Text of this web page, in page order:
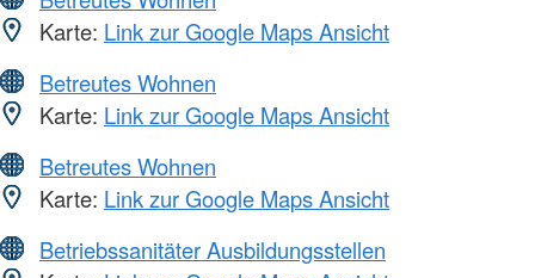
Karte: Link zur Google Maps Ansicht
Betreutes Wohnen
Karte: Link zur Google Maps Ansicht
Betreutes Wohnen
Karte: Link zur Google Maps Ansicht
Betriebssanitäter Ausbildungsstellen